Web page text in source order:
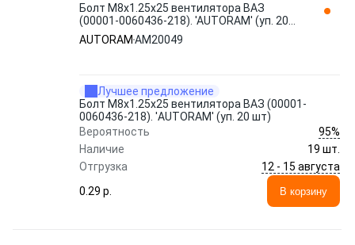
Болт М8x1.25x25 вентилятора ВАЗ
(00001-0060436-218). 'AUTORAM' (уп. 20
шт) AM20049
AUTORAM AM20049
Лучшее предложение
Болт М8x1.25x25 вентилятора ВАЗ (00001-
0060436-218). 'AUTORAM' (уп. 20 шт)
Вероятность
95%
Наличие
19 шт.
Отгрузка
12 - 15 августа
0.29 p.
В корзину